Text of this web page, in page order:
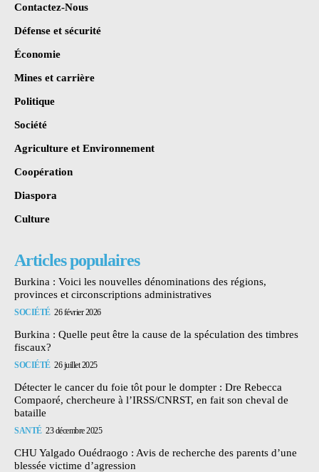
Contactez-Nous
Défense et sécurité
Économie
Mines et carrière
Politique
Société
Agriculture et Environnement
Coopération
Diaspora
Culture
Articles populaires
Burkina : Voici les nouvelles dénominations des régions,
provinces et circonscriptions administratives
SOCIÉTÉ 26 février 2026
Burkina : Quelle peut être la cause de la spéculation des timbres
fiscaux?
SOCIÉTÉ 26 juillet 2025
Détecter le cancer du foie tôt pour le dompter : Dre Rebecca
Compaoré, chercheure à l’IRSS/CNRST, en fait son cheval de
bataille
SANTÉ 23 décembre 2025
CHU Yalgado Ouédraogo : Avis de recherche des parents d’une
blessée victime d’agression